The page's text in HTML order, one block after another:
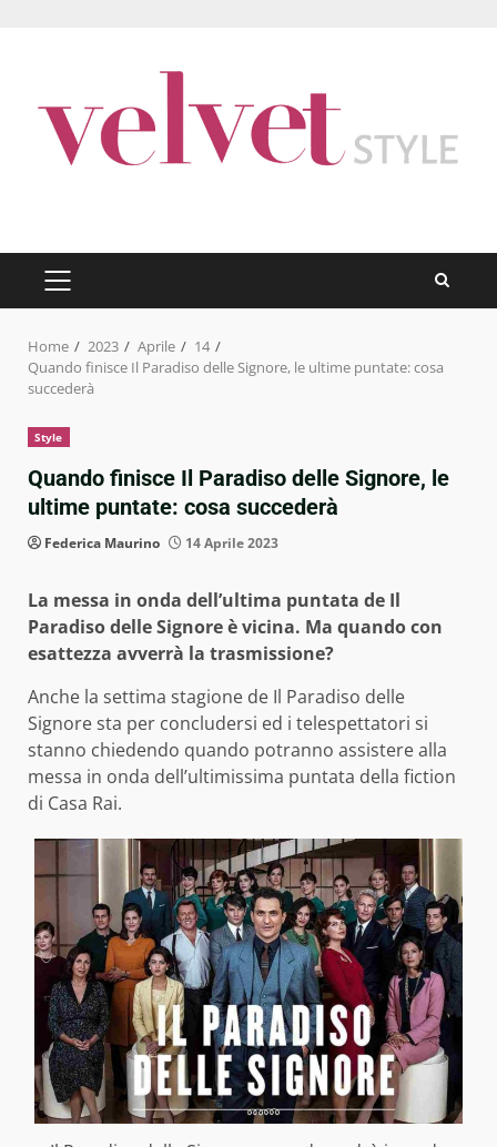
PRIMARY
MENU
Home 2023 Aprile
14
Quando finisce Il Paradiso delle Signore, le ultime puntate: cosa
succederà
Style
Quando finisce Il Paradiso delle Signore, le
ultime puntate: cosa succederà
Federica Maurino 14 Aprile 2023
La messa in onda dell’ultima puntata de Il
Paradiso delle Signore è vicina. Ma quando con
esattezza avverrà la trasmissione?
Anche la settima stagione de Il Paradiso delle
Signore sta per concludersi ed i telespettatori si
stanno chiedendo quando potranno assistere alla
messa in onda dell’ultimissima puntata della fiction
di Casa Rai.